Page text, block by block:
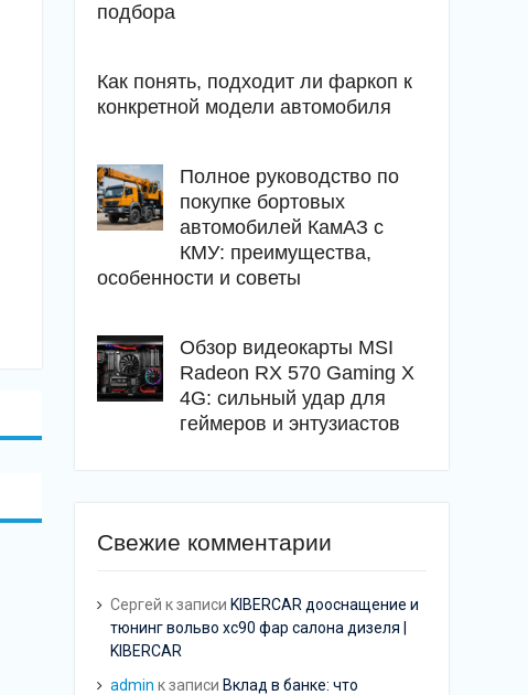
подбора
Как понять, подходит ли фаркоп к
конкретной модели автомобиля
Полное руководство по
покупке бортовых
автомобилей КамАЗ с
КМУ: преимущества,
особенности и советы
Обзор видеокарты MSI
Radeon RX 570 Gaming X
4G: сильный удар для
геймеров и энтузиастов
Свежие комментарии
Сергей к записи KIBERCAR дооснащение и
тюнинг вольво хс90 фар салона дизеля |
KIBERCAR
admin к записи Вклад в банке: что